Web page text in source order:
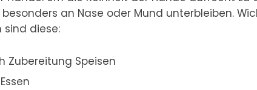
an Nase oder Mund unterbleiben.
sind diese:
Zubereitung Speisen